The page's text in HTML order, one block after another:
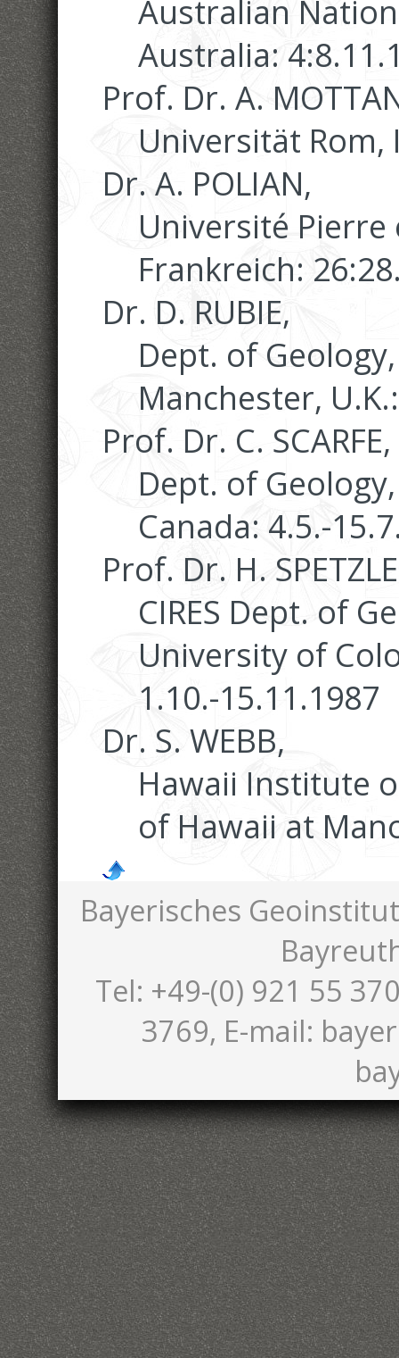
Australian
Australia:
Prof. Dr. A.
Universität Rom,
Dr. A. POLIAN,
Université Pierre
Frankreich:
Dr. D. RUBIE,
Dept. of
Manchester,
Prof. Dr. C. SCARFE,
Dept. of
Canada: 4.5.-
Prof. Dr. H.
CIRES Dept. of
University of
1.10.-15.11.1987
Dr. S. WEBB,
Hawaii Institute
of Hawaii at
Bayerisches
Tel: +49-(0) 921 55
3769, E-mail: